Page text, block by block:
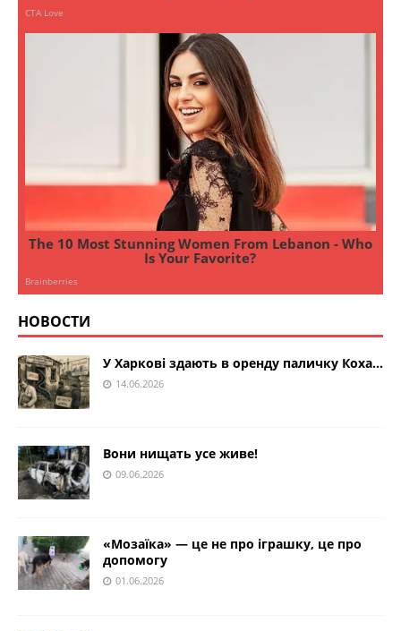
НОВОСТИ
У Харкові здають в оренду паличку Коха…
14.06.2026
Вони нищать усе живе!
09.06.2026
«Мозаїка» — це не про іграшку, це про
допомогу
01.06.2026